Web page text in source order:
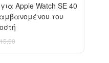
Apple Watch SE 40
του